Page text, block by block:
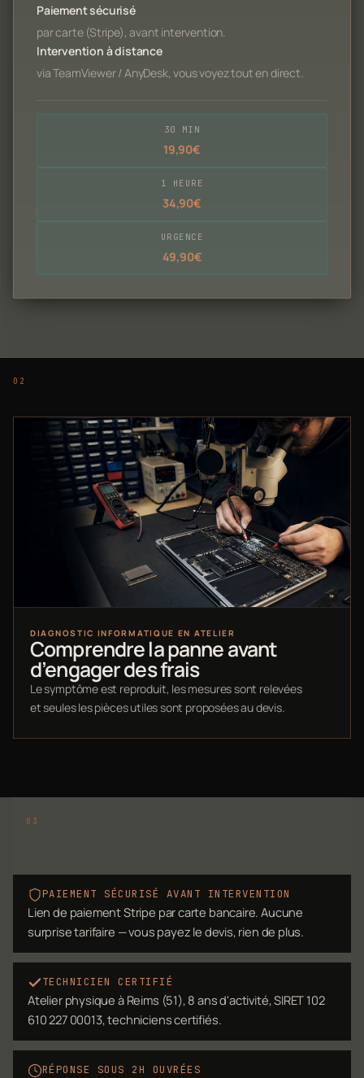
Paiement sécurisé
par carte (Stripe), avant intervention.
Intervention à distance
via TeamViewer / AnyDesk, vous voyez tout en direct.
30 MIN
19,90€
1 HEURE
34,90€
URGENCE
49,90€
DIAGNOSTIC INFORMATIQUE EN ATELIER
Comprendre la panne avant
d’engager des frais
Le symptôme est reproduit, les mesures sont relevées
et seules les pièces utiles sont proposées au devis.
PAIEMENT SÉCURISÉ AVANT INTERVENTION
Lien de paiement Stripe par carte bancaire. Aucune
surprise tarifaire — vous payez le devis, rien de plus.
TECHNICIEN CERTIFIÉ
Atelier physique à Reims (51), 8 ans d'activité, SIRET 102
610 227 00013, techniciens certifiés.
RÉPONSE SOUS 2H OUVRÉES